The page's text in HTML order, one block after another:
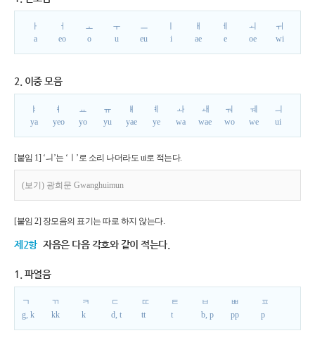
ㅏ
a
ㅓ
eo
ㅗ
o
ㅜ
u
ㅡ
eu
i
ㅐ
ae
ㅔ
e
ㅚ
oe
ㅟ
wi
2. 이중 모음
ㅑ
ya
ㅕ
yeo
ㅛ
yo
ㅠ
yu
ㅒ
yae
ㅖ
ye
ㅘ
wa
ㅙ
wae
ㅝ
wo
ㅞ
we
ㅢ
ui
[붙임 1] ‘ㅢ’는 ‘ㅣ’로 소리 나더라도 ui로 적는다.
(보기) 광희문 Gwanghuimun
[붙임 2] 장모음의 표기는 따로 하지 않는다.
제2항 자음은 다음 각호와 같이 적는다.
1. 파열음
ㄱ
g, k
ㄲ
kk
ㅋ
k
ㄷ
d, t
ㄸ
tt
ㅌ
t
ㅂ
b, p
ㅃ
pp
ㅍ
p